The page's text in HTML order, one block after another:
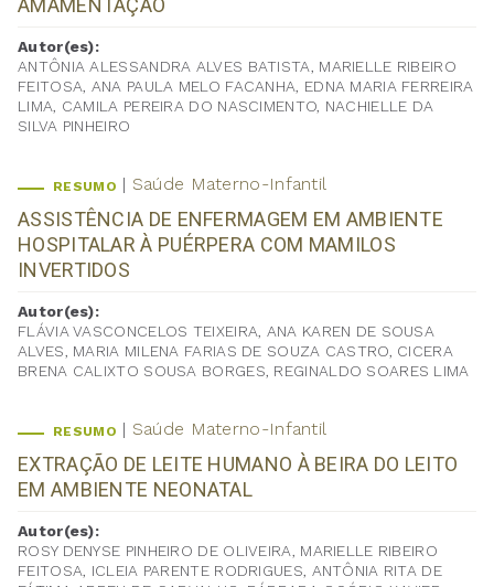
AMAMENTAÇÃO
Autor(es):
ANTÔNIA ALESSANDRA ALVES BATISTA, MARIELLE RIBEIRO
FEITOSA, ANA PAULA MELO FACANHA, EDNA MARIA FERREIRA
LIMA, CAMILA PEREIRA DO NASCIMENTO, NACHIELLE DA
SILVA PINHEIRO
RESUMO Saúde Materno-Infantil
ASSISTÊNCIA DE ENFERMAGEM EM AMBIENTE
HOSPITALAR À PUÉRPERA COM MAMILOS
INVERTIDOS
Autor(es):
FLÁVIA VASCONCELOS TEIXEIRA, ANA KAREN DE SOUSA
ALVES, MARIA MILENA FARIAS DE SOUZA CASTRO, CICERA
BRENA CALIXTO SOUSA BORGES, REGINALDO SOARES LIMA
RESUMO Saúde Materno-Infantil
EXTRAÇÃO DE LEITE HUMANO À BEIRA DO LEITO
EM AMBIENTE NEONATAL
Autor(es):
ROSY DENYSE PINHEIRO DE OLIVEIRA, MARIELLE RIBEIRO
FEITOSA, ICLEIA PARENTE RODRIGUES, ANTÔNIA RITA DE